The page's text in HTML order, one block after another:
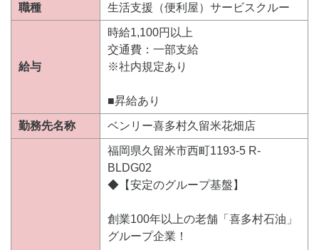
職種 生活支援（便利屋）サービスクルー
給与
時給1,100円以上
交通費：一部支給
※社内規定あり
■昇給あり
勤務先名称 ベンリー喜多村久留米花畑店
福岡県久留米市西町1193-5 R-
BLDG02
◆【安定のグループ基盤】
創業100年以上の老舗「喜多村石油」
グループ企業！